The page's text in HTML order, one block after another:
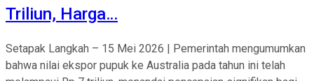
Triliun, Harga…
Setapak Langkah – 15 Mei 2026 | Pemerintah mengumumkan
bahwa nilai ekspor pupuk ke Australia pada tahun ini telah